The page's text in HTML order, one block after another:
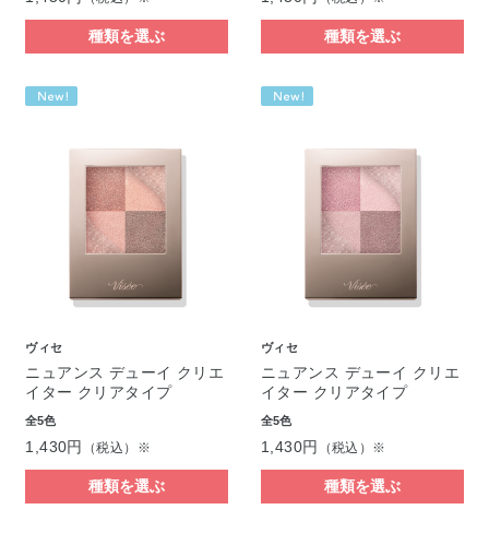
種類を選ぶ 種類を選ぶ
ヴィセ
ニュアンス デューイ クリエ
イター クリアタイプ
全5色
1,430円 （税込）※
種類を選ぶ
ヴィセ
ニュアンス デューイ クリエ
イター クリアタイプ
全5色
1,430円 （税込）※
種類を選ぶ